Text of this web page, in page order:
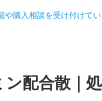
購入相談を受け付けてい
ン配合散｜